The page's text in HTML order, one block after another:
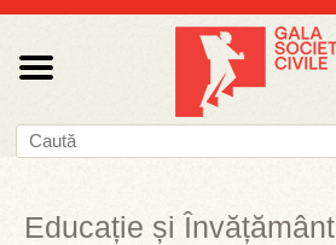
Educație și Învățământ